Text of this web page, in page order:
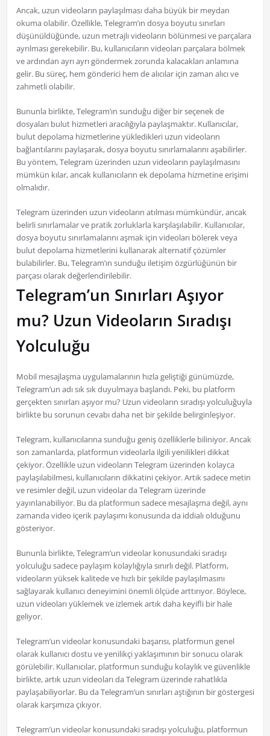
Ancak, uzun videoların paylaşılması daha büyük bir meydan
okuma olabilir. Özellikle, Telegram’ın dosya boyutu sınırları
düşünüldüğünde, uzun metrajlı videoların bölünmesi ve parçalara
ayrılması gerekebilir. Bu, kullanıcıların videoları parçalara bölmek
ve ardından ayrı ayrı göndermek zorunda kalacakları anlamına
gelir. Bu süreç, hem gönderici hem de alıcılar için zaman alıcı ve
zahmetli olabilir.
Bununla birlikte, Telegram’ın sunduğu diğer bir seçenek de
dosyaları bulut hizmetleri aracılığıyla paylaşmaktır. Kullanıcılar,
bulut depolama hizmetlerine yükledikleri uzun videoların
bağlantılarını paylaşarak, dosya boyutu sınırlamalarını aşabilirler.
Bu yöntem, Telegram üzerinden uzun videoların paylaşılmasını
mümkün kılar, ancak kullanıcıların ek depolama hizmetine erişimi
olmalıdır.
Telegram üzerinden uzun videoların atılması mümkündür, ancak
belirli sınırlamalar ve pratik zorluklarla karşılaşılabilir. Kullanıcılar,
dosya boyutu sınırlamalarını aşmak için videoları bölerek veya
bulut depolama hizmetlerini kullanarak alternatif çözümler
bulabilirler. Bu, Telegram’ın sunduğu iletişim özgürlüğünün bir
parçası olarak değerlendirilebilir.
Telegram’un Sınırları Aşıyor
mu? Uzun Videoların Sıradışı
Yolculuğu
Mobil mesajlaşma uygulamalarının hızla geliştiği günümüzde,
Telegram’un adı sık sık duyulmaya başlandı. Peki, bu platform
gerçekten sınırları aşıyor mu? Uzun videoların sıradışı yolculuğuyla
birlikte bu sorunun cevabı daha net bir şekilde belirginleşiyor.
Telegram, kullanıcılarına sunduğu geniş özelliklerle biliniyor. Ancak
son zamanlarda, platformun videolarla ilgili yenilikleri dikkat
çekiyor. Özellikle uzun videoların Telegram üzerinden kolayca
paylaşılabilmesi, kullanıcıların dikkatini çekiyor. Artık sadece metin
ve resimler değil, uzun videolar da Telegram üzerinde
yayınlanabiliyor. Bu da platformun sadece mesajlaşma değil, aynı
zamanda video içerik paylaşımı konusunda da iddialı olduğunu
gösteriyor.
Bununla birlikte, Telegram’un videolar konusundaki sıradışı
yolculuğu sadece paylaşım kolaylığıyla sınırlı değil. Platform,
videoların yüksek kalitede ve hızlı bir şekilde paylaşılmasını
sağlayarak kullanıcı deneyimini önemli ölçüde arttırıyor. Böylece,
uzun videoları yüklemek ve izlemek artık daha keyifli bir hale
geliyor.
Telegram’un videolar konusundaki başarısı, platformun genel
olarak kullanıcı dostu ve yenilikçi yaklaşımının bir sonucu olarak
görülebilir. Kullanıcılar, platformun sunduğu kolaylık ve güvenlikle
birlikte, artık uzun videoları da Telegram üzerinde rahatlıkla
paylaşabiliyorlar. Bu da Telegram’un sınırları aştığının bir göstergesi
olarak karşımıza çıkıyor.
Telegram’un videolar konusundaki sıradışı yolculuğu, platformun